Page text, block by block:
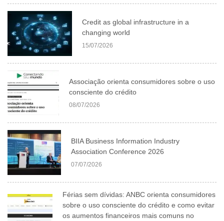
Credit as global infrastructure in a
changing world
15/07/2026
Associação orienta consumidores sobre o uso
consciente do crédito
08/07/2026
BIIA Business Information Industry
Association Conference 2026
07/07/2026
Férias sem dívidas: ANBC orienta consumidores
sobre o uso consciente do crédito e como evitar
os aumentos financeiros mais comuns no